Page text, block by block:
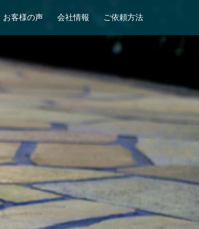
お客様の声 会社情報 ご依頼方法